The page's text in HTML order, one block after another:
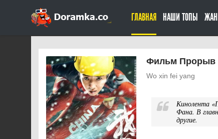
ГЛАВНАЯ НАШИ ТОПЫ
Фильм Прорыв
Wo xin fei yang
Кинолента
Фана. В
другие.